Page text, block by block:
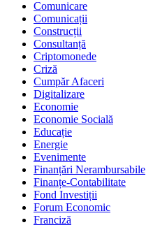
Comunicare
Comunicații
Construcții
Consultanță
Criptomonede
Criză
Cumpăr Afaceri
Digitalizare
Economie
Economie Socială
Educație
Energie
Evenimente
Finanțări Nerambursabile
Finanțe-Contabilitate
Fond Investiții
Forum Economic
Franciză